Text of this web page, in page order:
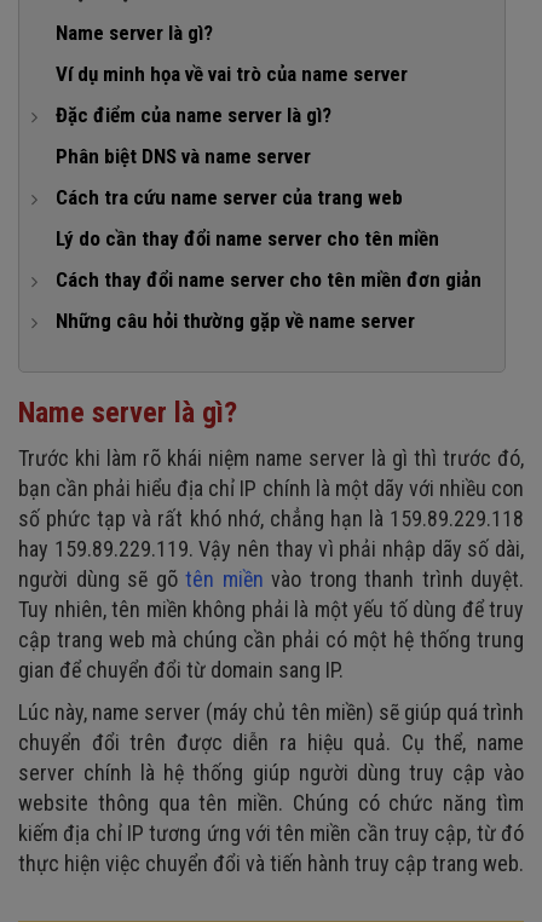
Name server là gì?
Ví dụ minh họa về vai trò của name server
Đặc điểm của name server là gì?
1. Lưu trữ tên miền tương ứng địa chỉ IP
2. Chuyển đổi tên miền thành địa chỉ IP
3. Thời gian truy cập thông tin lên đến 8 tiếng
Phân biệt DNS và name server
Cách tra cứu name server của trang web
Tra cứu name server trên Windows
Tra cứu name server trên Linux
Tra cứu name server trên macOS
Lý do cần thay đổi name server cho tên miền
Cách thay đổi name server cho tên miền đơn giản
Bước 1: Mua tên miền tương ứng
Bước 3: Đổi tên name server
Bước 4: Hoàn tất quá trình thay đổi name server
Những câu hỏi thường gặp về name server
2. Một tên miền có thể có bao nhiêu name server?
servers hay không?
Name server là gì?
Trước khi làm rõ khái niệm name server là gì thì trước đó,
bạn cần phải hiểu địa chỉ IP chính là một dãy với nhiều con
số phức tạp và rất khó nhớ, chẳng hạn là 159.89.229.118
hay 159.89.229.119. Vậy nên thay vì phải nhập dãy số dài,
người dùng sẽ gõ tên miền vào trong thanh trình duyệt.
Tuy nhiên, tên miền không phải là một yếu tố dùng để truy
cập trang web mà chúng cần phải có một hệ thống trung
gian để chuyển đổi từ domain sang IP.
Lúc này, name server (máy chủ tên miền) sẽ giúp quá trình
chuyển đổi trên được diễn ra hiệu quả. Cụ thể, name
server chính là hệ thống giúp người dùng truy cập vào
website thông qua tên miền. Chúng có chức năng tìm
kiếm địa chỉ IP tương ứng với tên miền cần truy cập, từ đó
thực hiện việc chuyển đổi và tiến hành truy cập trang web.